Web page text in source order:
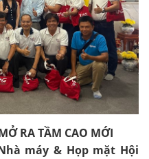
RA TẦM CAO MỚI
máy & Họp mặt Hội